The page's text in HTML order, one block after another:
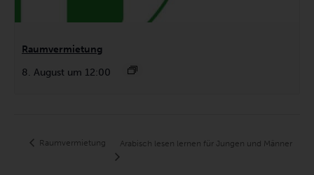
Raumvermietung
8. August um 12:00
Raumvermietung Arabisch lesen lernen für Jungen und Männer